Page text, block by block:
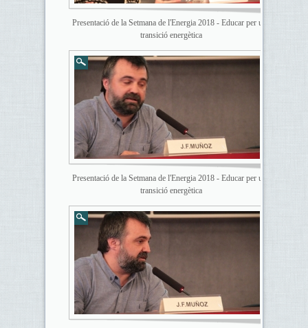
Presentació de la Setmana de l'Energia 2018 - Educar per una
transició energètica
Presentació de la Setmana de l'Energia 2018 - Educar per una
transició energètica